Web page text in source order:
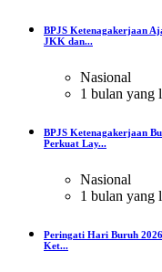
BPJS Ketenagakerjaan
JKK dan...
Nasional
1 bulan yang
BPJS Ketenagakerjaan
Perkuat Lay...
Nasional
1 bulan yang
Peringati Hari Buruh
Ket...